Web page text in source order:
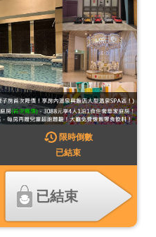
已結束
限時倒數
已結束